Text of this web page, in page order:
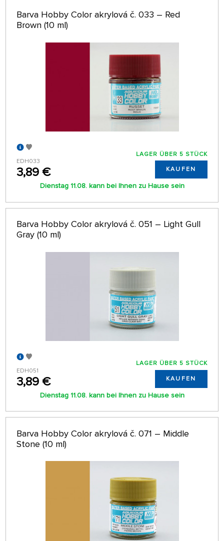
Barva Hobby Color akrylová č. 033 – Red
Brown (10 ml)
EDH033
3,89 €
LAGER ÜBER 5 STÜCK
KAUFEN
Dienstag 11.08. kann bei Ihnen zu Hause sein
Barva Hobby Color akrylová č. 051 – Light Gull
Gray (10 ml)
EDH051
3,89 €
LAGER ÜBER 5 STÜCK
KAUFEN
Dienstag 11.08. kann bei Ihnen zu Hause sein
Barva Hobby Color akrylová č. 071 – Middle
Stone (10 ml)